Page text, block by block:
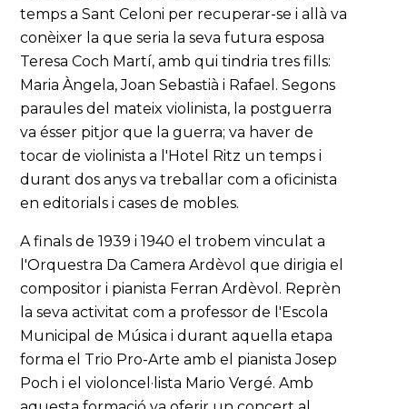
temps a Sant Celoni per recuperar-se i allà va
conèixer la que seria la seva futura esposa
Teresa Coch Martí, amb qui tindria tres fills:
Maria Àngela, Joan Sebastià i Rafael. Segons
paraules del mateix violinista, la postguerra
va ésser pitjor que la guerra; va haver de
tocar de violinista a l'Hotel Ritz un temps i
durant dos anys va treballar com a oficinista
en editorials i cases de mobles.
A finals de 1939 i 1940 el trobem vinculat a
l'Orquestra Da Camera Ardèvol que dirigia el
compositor i pianista Ferran Ardèvol. Reprèn
la seva activitat com a professor de l'Escola
Municipal de Música i durant aquella etapa
forma el Trio Pro-Arte amb el pianista Josep
Poch i el violoncel·lista Mario Vergé. Amb